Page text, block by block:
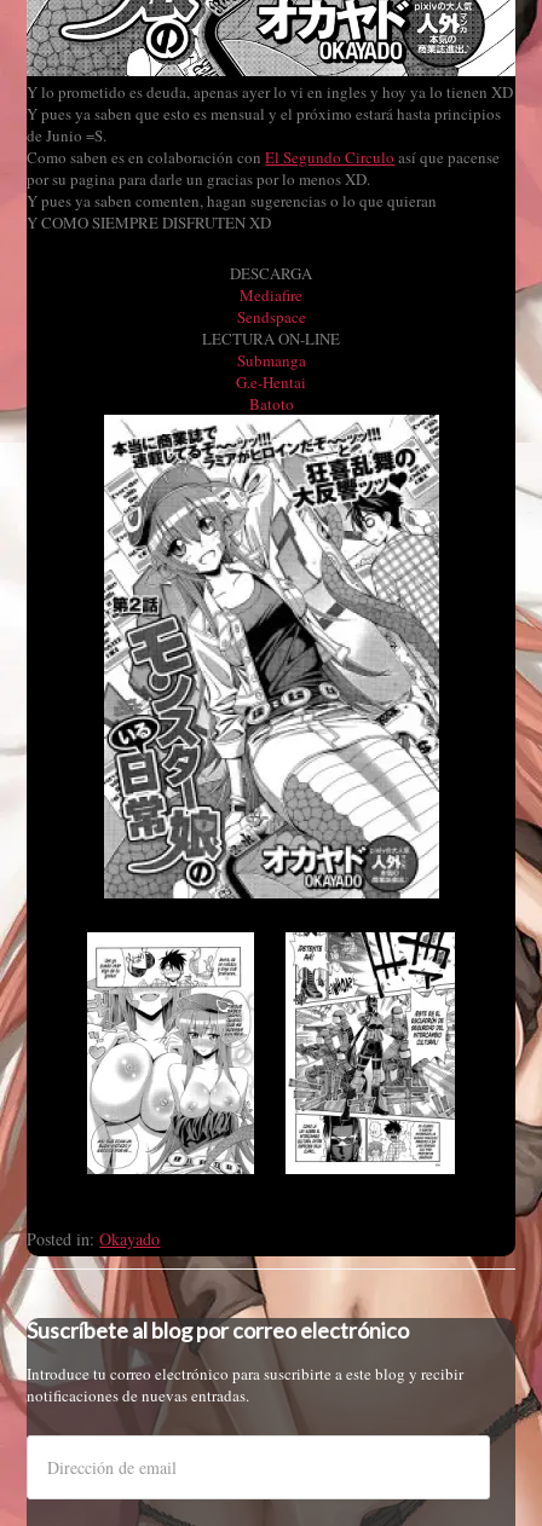
Y lo prometido es deuda, apenas ayer lo vi en ingles y hoy ya lo tienen XD
Y pues ya saben que esto es mensual y el próximo estará hasta principios
de Junio =S.
Como saben es en colaboración conEl Segundo Circulo así que pacense
por su pagina para darle un gracias por lo menos XD.
Y pues ya saben comenten, hagan sugerencias o lo que quieran
Y COMO SIEMPRE DISFRUTEN XD
DESCARGA
Mediafire
Sendspace
LECTURA ON-LINE
Submanga
G.e-Hentai
Batoto
Posted in:Okayado
Suscríbete al blog por correo electrónico
Introduce tu correo electrónico para suscribirte a este blog y recibir
notificaciones de nuevas entradas.